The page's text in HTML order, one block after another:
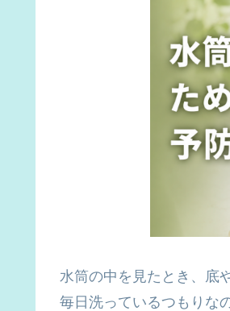
水筒の中を見たとき、底
毎日洗っているつもりな